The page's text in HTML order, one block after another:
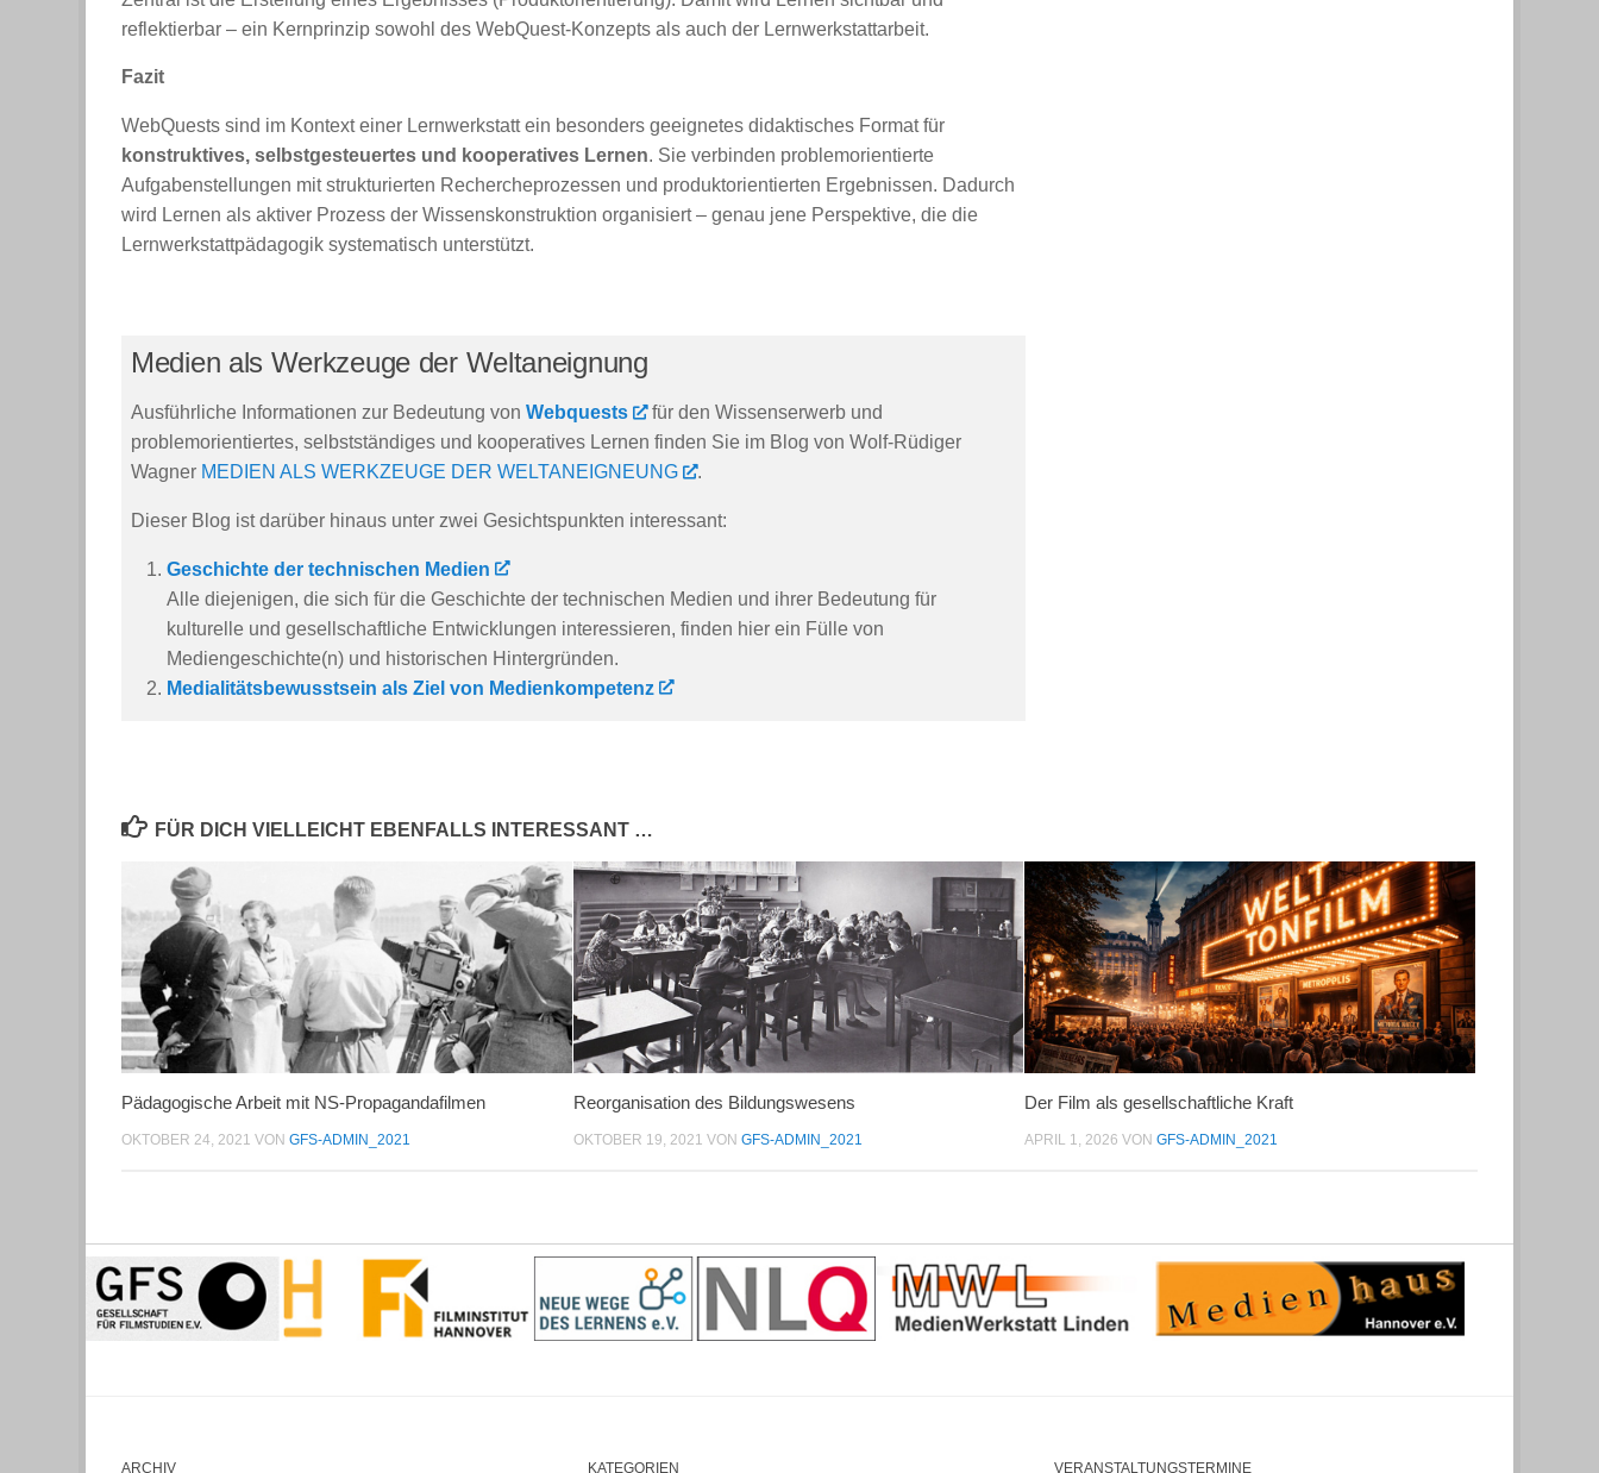
reflektierbar – ein Kernprinzip sowohl des WebQuest-Konzepts als auch der Lernwerkstattarbeit.
Fazit
WebQuests sind im Kontext einer Lernwerkstatt ein besonders geeignetes didaktisches Format für
konstruktives, selbstgesteuertes und kooperatives Lernen. Sie verbinden problemorientierte
Aufgabenstellungen mit strukturierten Rechercheprozessen und produktorientierten Ergebnissen. Dadurch
wird Lernen als aktiver Prozess der Wissenskonstruktion organisiert – genau jene Perspektive, die die
Lernwerkstattpädagogik systematisch unterstützt.
Medien als Werkzeuge der Weltaneignung
Ausführliche Informationen zur Bedeutung von Webquests
für den Wissenserwerb und
problemorientiertes, selbstständiges und kooperatives Lernen finden Sie im Blog von Wolf-Rüdiger
Wagner MEDIEN ALS WERKZEUGE DER WELTANEIGNEUNG .
Dieser Blog ist darüber hinaus unter zwei Gesichtspunkten interessant:
Geschichte der technischen Medien
Alle diejenigen, die sich für die Geschichte der technischen Medien und ihrer Bedeutung für
kulturelle und gesellschaftliche Entwicklungen interessieren, finden hier ein Fülle von
Mediengeschichte(n) und historischen Hintergründen.
Medialitätsbewusstsein als Ziel von Medienkompetenz
FÜR DICH VIELLEICHT EBENFALLS INTERESSANT …
Pädagogische Arbeit mit NS-Propagandafilmen
OKTOBER 24, 2021 VON GFS-ADMIN_2021
Reorganisation des Bildungswesens
OKTOBER 19, 2021 VON GFS-ADMIN_2021
Der Film als gesellschaftliche Kraft
APRIL 1, 2026 VONGFS-ADMIN_2021
ARCHIV KATEGORIEN VERANSTALTUNGSTERMINE